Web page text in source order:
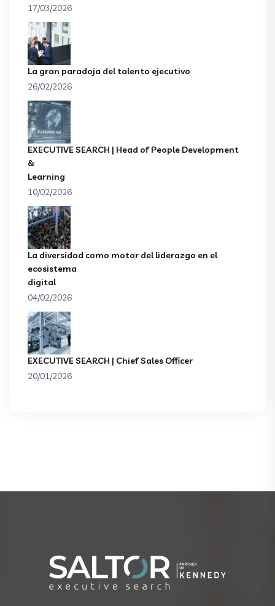
17/03/2026
La gran paradoja del talento ejecutivo
26/02/2026
EXECUTIVE SEARCH | Head of People Development
&
Learning
10/02/2026
La diversidad como motor del liderazgo en el
ecosistema
digital
04/02/2026
EXECUTIVE SEARCH | Chief Sales Officer
20/01/2026